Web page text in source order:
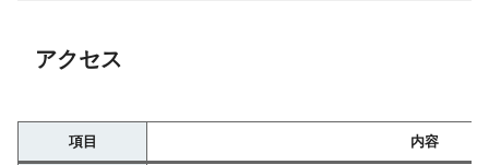
アクセス
項目 内容